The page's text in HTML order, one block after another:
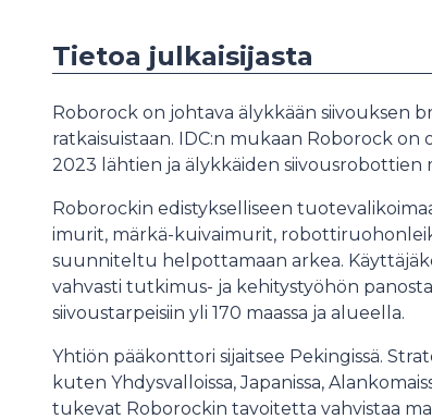
Tietoa julkaisijasta
Roborock on johtava älykkään siivouksen
ratkaisuistaan. IDC:n mukaan Roborock
2023 lähtien ja älykkäiden siivousrobottien
Roborockin edistykselliseen
imurit, märkä-kuivaimurit,
suunniteltu helpottamaan arkea.
vahvasti tutkimus- ja kehitystyöhön
siivoustarpeisiin yli 170 maassa ja alueella.
Yhtiön pääkonttori sijaitsee Pekingissä.
kuten Yhdysvalloissa, Japanissa,
tukevat Roborockin tavoitetta vahvistaa